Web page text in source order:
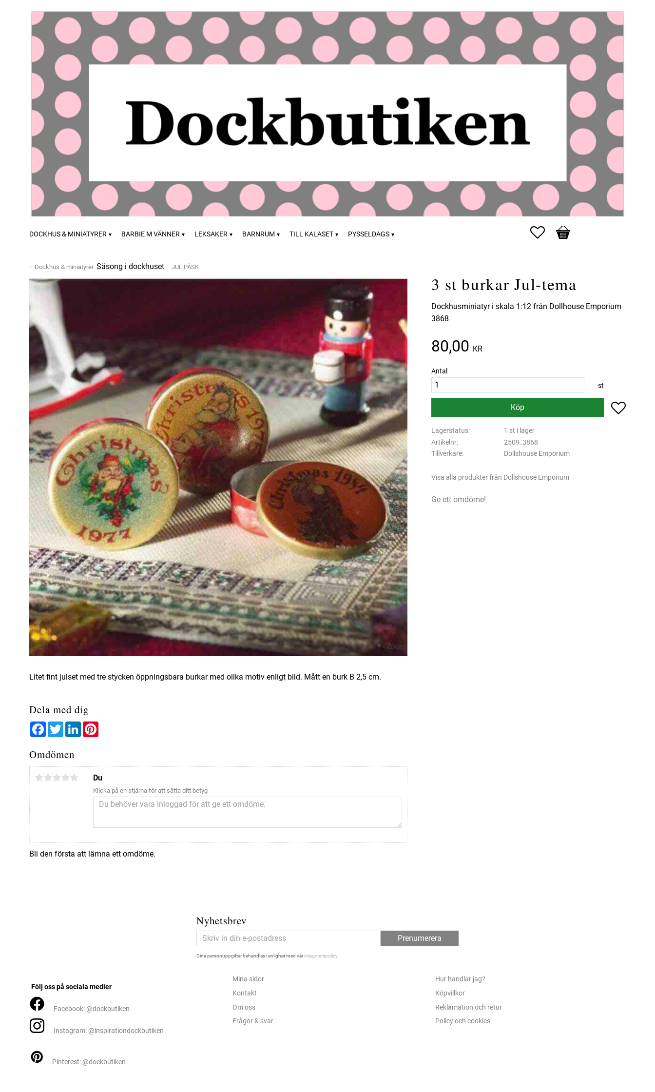
DOCKHUS & MINIATYRER BARBIE M VÄNNER LEKSAKER BARNRUM TILL KALASET PYSSELDAGS Favoriter
Kundvagn
Dockhus & miniatyrer Säsong i dockhuset JUL PÅSK
3 st burkar Jul-tema
Dockhusminiatyr i skala 1:12 från Dollhouse Emporium
3868
80,00 KR
Antal
st
Köp Lägg till
Lagerstatus
1 st i lager
Artikelnr
2509_3868
Tillverkare
Dollshouse Emporium
Visa alla produkter från Dollshouse Emporium
Ge ett omdöme!
Litet fint julset med tre stycken öppningsbara burkar med olika motiv enligt bild. Mått en burk B 2,5 cm.
Dela med dig
FacebookTwitterLinkedIn
Omdömen
Du
Klicka på en stjärna för att sätta ditt betyg
Bli den första att lämna ett omdöme.
Nyhetsbrev
Prenumerera
Dina personuppgifter behandlas i enlighet med vårintegritetspolicy.
Följ oss på sociala medier
Facebook: @dockbutiken
Instagram: @inspirationdockbutiken
Pinterest: @dockbutiken
Mina sidor
Kontakt
Om oss
Frågor & svar
Hur handlar jag?
Köpvillkor
Reklamation och retur
Policy och cookies